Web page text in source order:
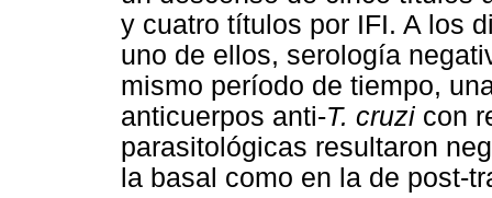
y cuatro títulos por IFI. A los
uno de ellos, serología
mismo período de tiempo,
anticuerpos anti-T. cruzi con
parasitológicas resultaron
la basal como en la de post-